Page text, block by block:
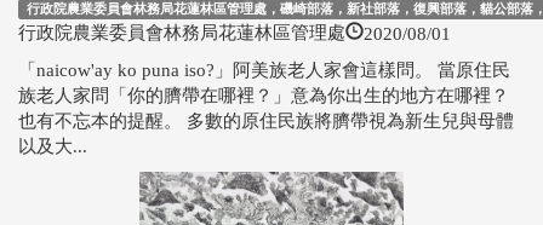
行政院農業委員會林務局花蓮林區管理處，磯崎部落，新社部落，復興部落，貓公部落
行政院農業委員會林務局花蓮林區管理處 2020/08/01
「naicow'ay ko puna iso?」阿美族老人家會這樣問。 當原住民
族老人家問「你的臍帶在哪裡？」意為你出生的地方在哪裡？
也有不忘本的提醒。 多數的原住民族將臍帶視為新生兒與母體
以及大...